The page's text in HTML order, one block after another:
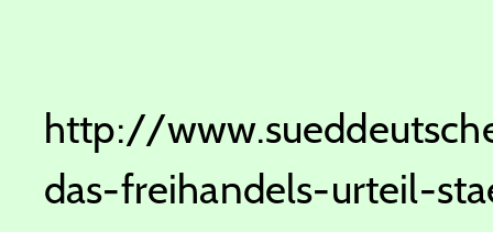
http://
das-freihandels-urteil-